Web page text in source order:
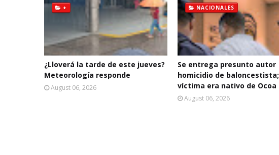
+
¿Lloverá la tarde de este jueves?
Meteorología responde
August 06, 2026
NACIONALES
Se entrega presunto autor
homicidio de baloncestista;
víctima era nativo de Ocoa
August 06, 2026